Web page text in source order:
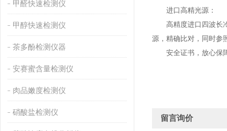
甲醛快速检测仪
甲醇快速检测仪
茶多酚检测仪器
安赛蜜含量检测仪
肉品嫩度检测仪
硝酸盐检测仪
进口高精光源：
高精度进口四波长冷
源，精确比对，同时参
安全证书，放心保障
留言询价